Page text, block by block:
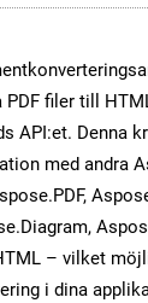
filer till
API:et. Denna
med andra
– vilket
i dina